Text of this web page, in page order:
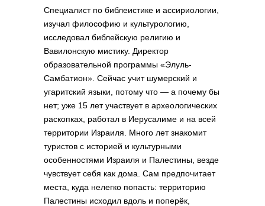
Специалист по библеистике и ассириологии,
изучал философию и культурологию,
исследовал библейскую религию и
Вавилонскую мистику. Директор
образовательной программы «Элуль-
Самбатион». Сейчас учит шумерский и
угаритский языки, потому что — а почему бы
нет; уже 15 лет участвует в археологических
раскопках, работал в Иерусалиме и на всей
территории Израиля. Много лет знакомит
туристов с историей и культурными
особенностями Израиля и Палестины, везде
чувствует себя как дома. Сам предпочитает
места, куда нелегко попасть: территорию
Палестины исходил вдоль и поперёк,